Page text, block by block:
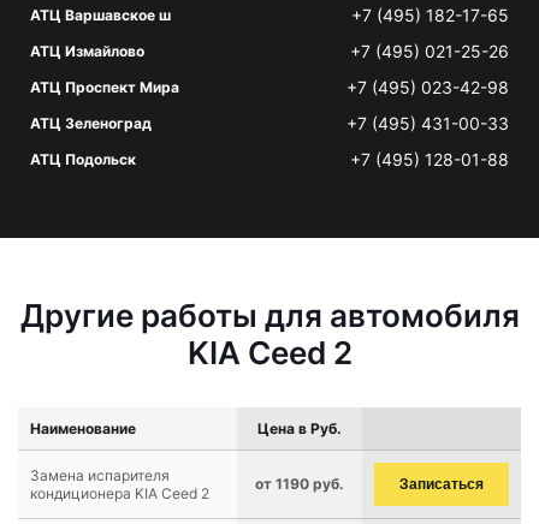
АТЦ Варшавское ш +7 (495) 182-17-65
АТЦ Измайлово +7 (495) 021-25-26
АТЦ Проспект Мира +7 (495) 023-42-98
АТЦ Зеленоград +7 (495) 431-00-33
АТЦ Подольск +7 (495) 128-01-88
Другие работы для автомобиля
KIA Ceed 2
Наименование Цена в Руб.
Замена испарителя
кондиционера KIA Ceed 2
от 1190 руб. Записаться